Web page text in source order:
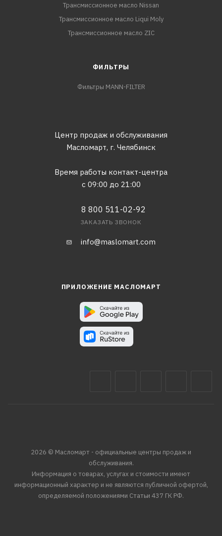
Трансмиссионное масло Nissan
Трансмиссионное масло Liqui Moly
Трансмиссионное масло ZIC
ФИЛЬТРЫ
Фильтры MANN-FILTER
Центр продаж и обслуживания
Масломарт, г. Челябинск
Время работы контакт-центра
с 09:00 до 21:00
8 800 511-02-92
ЗАКАЗАТЬ ЗВОНОК
info@maslomart.com
ПРИЛОЖЕНИЕ МАСЛОМАРТ
2026 © Масломарт - официальные центры продаж и
обслуживания.
Информация о товарах, услугах и стоимости имеют
информационный характер и не являются публичной офертой,
определяемой положениями Статьи 437 ГК РФ.